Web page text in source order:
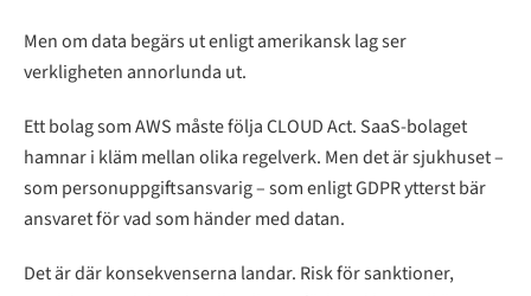
Men om data begärs ut enligt amerikansk lag ser
verkligheten annorlunda ut.
Ett bolag som AWS måste följa CLOUD Act. SaaS-bolaget
hamnar i kläm mellan olika regelverk. Men det är sjukhuset –
som personuppgiftsansvarig – som enligt GDPR ytterst bär
ansvaret för vad som händer med datan.
Det är där konsekvenserna landar. Risk för sanktioner,